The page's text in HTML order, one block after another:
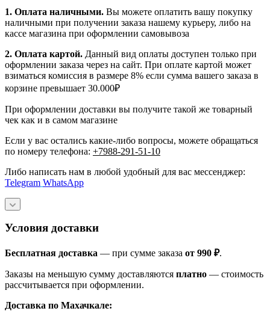
1. Оплата наличными. Вы можете оплатить вашу покупку
наличными при получении заказа нашему курьеру, либо на
кассе магазина при оформлении самовывоза
2. Оплата картой. Данный вид оплаты доступен только при
оформлении заказа через на сайт. При оплате картой может
взиматься комиссия в размере 8% если сумма вашего заказа в
корзине превышает 30.000₽
При оформлении доставки вы получите такой же товарный
чек как и в самом магазине
Если у вас остались какие-либо вопросы, можете обращаться
по номеру телефона: +7988-291-51-10
Либо написать нам в любой удобный для вас мессенджер:
Telegram WhatsApp
Условия доставки
Бесплатная доставка — при сумме заказа от 990 ₽.
Заказы на меньшую сумму доставляются платно — стоимость
рассчитывается при оформлении.
Доставка по Махачкале: